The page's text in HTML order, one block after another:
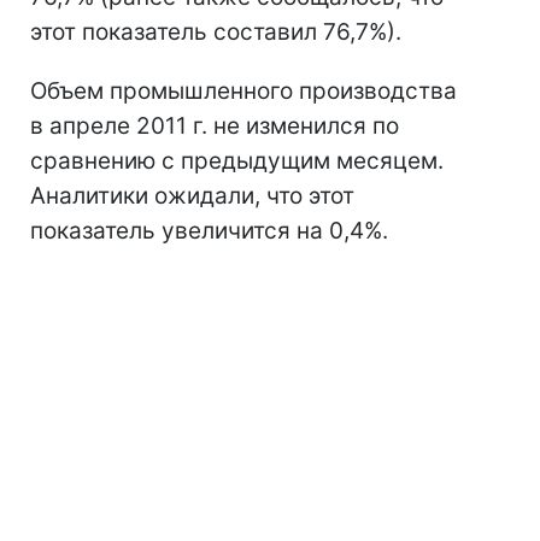
этот показатель составил 76,7%).
Объем промышленного производства
в апреле 2011 г. не изменился по
сравнению с предыдущим месяцем.
Аналитики ожидали, что этот
показатель увеличится на 0,4%.